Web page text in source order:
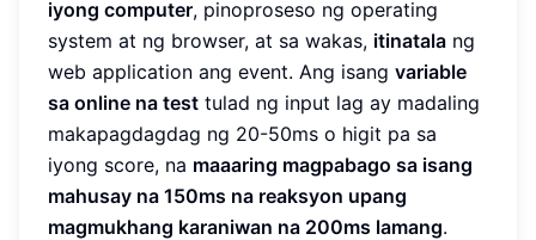
iyong computer, pinoproseso ng operating
system at ng browser, at sa wakas, itinatala ng
web application ang event. Ang isang variable
sa online na test tulad ng input lag ay madaling
makapagdagdag ng 20-50ms o higit pa sa
iyong score, na maaaring magpabago sa isang
mahusay na 150ms na reaksyon upang
magmukhang karaniwan na 200ms lamang.